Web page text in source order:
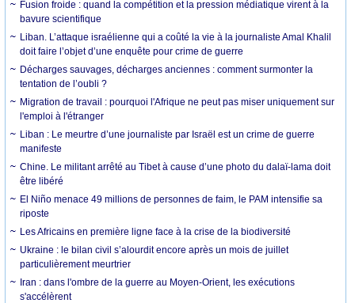
Fusion froide : quand la compétition et la pression médiatique virent à la
bavure scientifique
Liban. L’attaque israélienne qui a coûté la vie à la journaliste Amal Khalil
doit faire l’objet d’une enquête pour crime de guerre
Décharges sauvages, décharges anciennes : comment surmonter la
tentation de l’oubli ?
Migration de travail : pourquoi l'Afrique ne peut pas miser uniquement sur
l'emploi à l'étranger
Liban : Le meurtre d’une journaliste par Israël est un crime de guerre
manifeste
Chine. Le militant arrêté au Tibet à cause d’une photo du dalaï-lama doit
être libéré
El Niño menace 49 millions de personnes de faim, le PAM intensifie sa
riposte
Les Africains en première ligne face à la crise de la biodiversité
Ukraine : le bilan civil s’alourdit encore après un mois de juillet
particulièrement meurtrier
Iran : dans l'ombre de la guerre au Moyen-Orient, les exécutions
s'accélèrent